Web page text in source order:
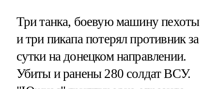
Три танка, боевую машину пехоты
и три пикапа потерял противник за
сутки на донецком направлении.
Убиты и ранены 280 солдат ВСУ.